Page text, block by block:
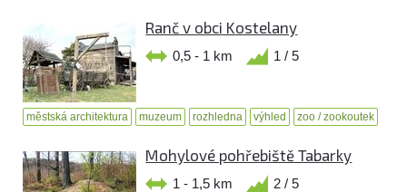
Ranč v obci Kostelany
0,5 - 1 km 1 / 5
městská architektura muzeum rozhledna výhled zoo / zookoutek
Mohylové pohřebiště Tabarky
1 - 1,5 km 2 / 5